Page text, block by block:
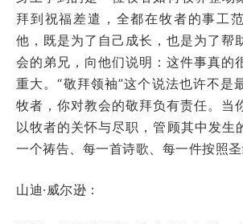
拜到祝福差遣，全都在牧者的事工
他，既是为了自己成长，也是为了帮
会的弟兄，向他们说明：这件事真的
重大。“敬拜领袖”这个说法也许不是
牧者，你对教会的敬拜负有责任。当
以牧者的关怀与尽职，管顾其中发
一个祷告、每一首诗歌、每一件按照圣
山迪·威尔逊：